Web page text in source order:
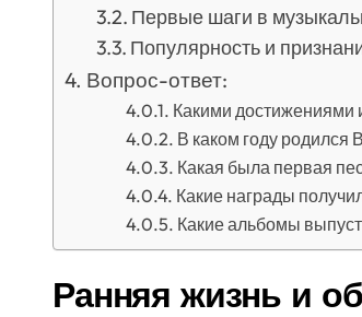
Первые шаги в
Популярность и
Вопрос-ответ:
Какими достижениями
В каком году родился
Какая была первая
Какие награды
Какие альбомы
Ранняя жизнь и